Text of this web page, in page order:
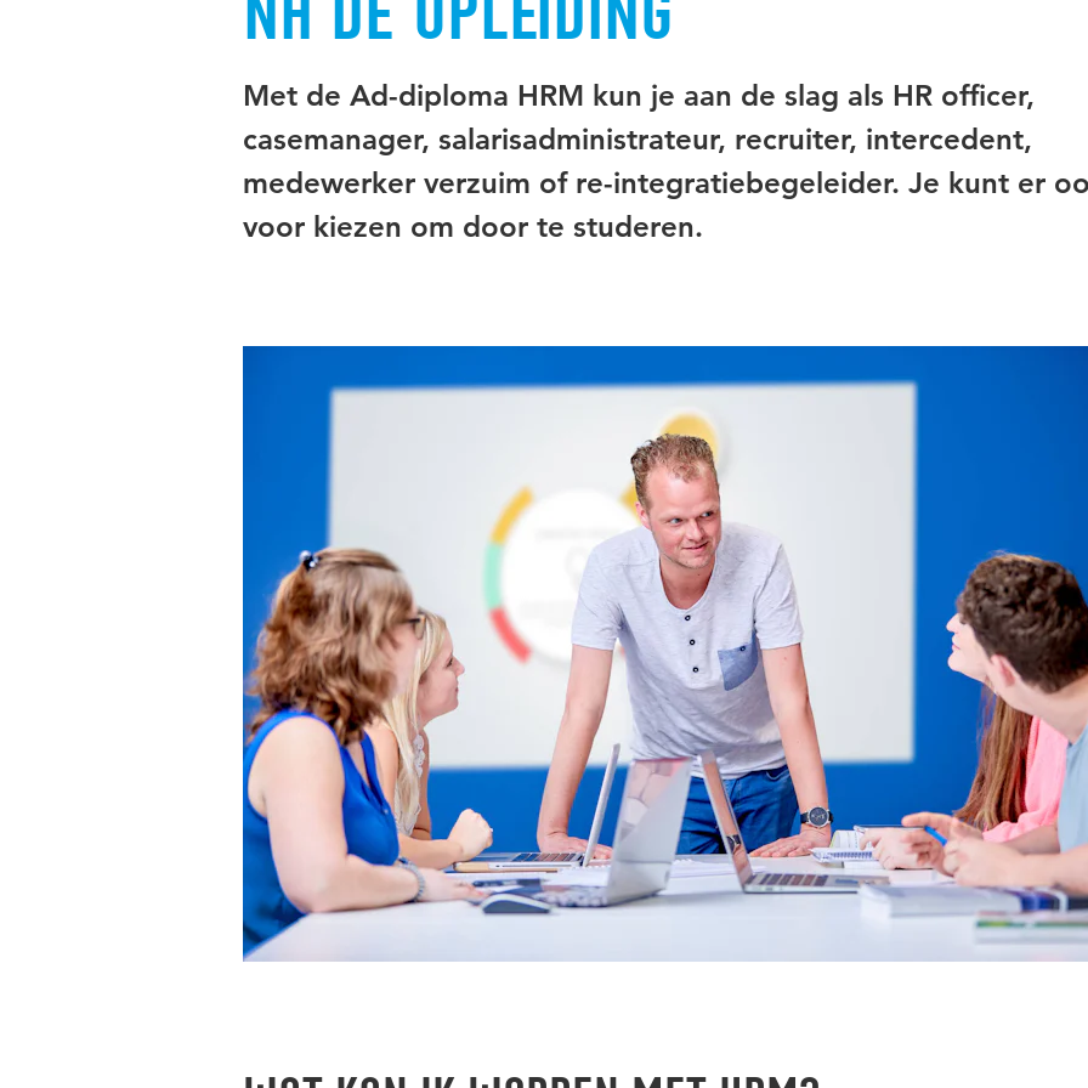
Met de Ad-diploma HRM kun je aan de slag als HR officer,
casemanager, salarisadministrateur, recruiter, intercedent,
medewerker verzuim of re-integratiebegeleider. Je kunt er
voor kiezen om door te studeren.